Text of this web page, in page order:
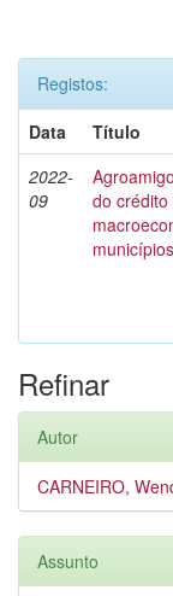
Registos:
Data
Título
2022-
09
do
municípios
Refinar
Autor
CARNEIRO,
Assunto